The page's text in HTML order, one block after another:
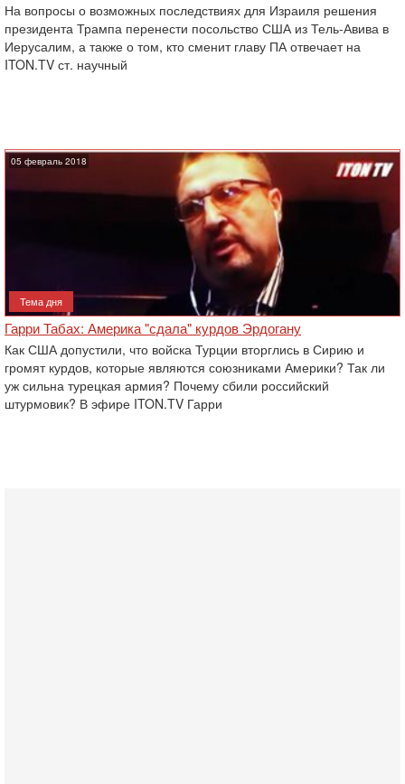
На вопросы о возможных последствиях для Израиля решения
президента Трампа перенести посольство США из Тель-Авива в
Иерусалим, а также о том, кто сменит главу ПА отвечает на
ITON.TV ст. научный
05 февраль 2018
Тема дня
Гарри Табах: Америка "сдала" курдов Эрдогану
Как США допустили, что войска Турции вторглись в Сирию и
громят курдов, которые являются союзниками Америки? Так ли
уж сильна турецкая армия? Почему сбили российский
штурмовик? В эфире ITON.TV Гарри